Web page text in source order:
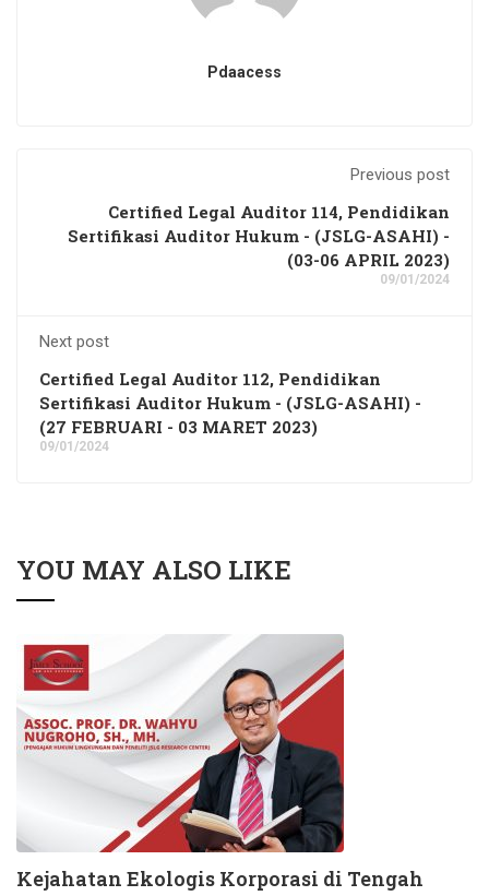
Pdaacess
Previous post
Certified Legal Auditor 114, Pendidikan
Sertifikasi Auditor Hukum - (JSLG-ASAHI) -
(03-06 APRIL 2023)
09/01/2024
Next post
Certified Legal Auditor 112, Pendidikan
Sertifikasi Auditor Hukum - (JSLG-ASAHI) -
(27 FEBRUARI - 03 MARET 2023)
09/01/2024
YOU MAY ALSO LIKE
Kejahatan Ekologis Korporasi di Tengah